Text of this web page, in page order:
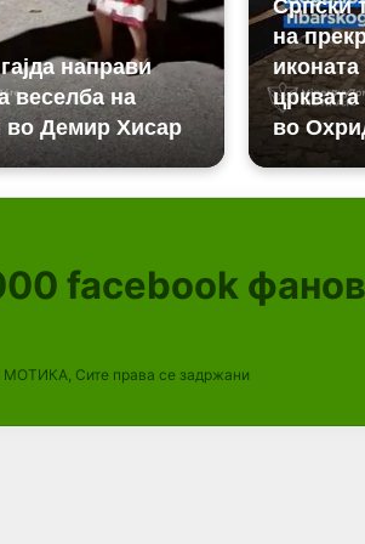
facebook
Сите права се задржани